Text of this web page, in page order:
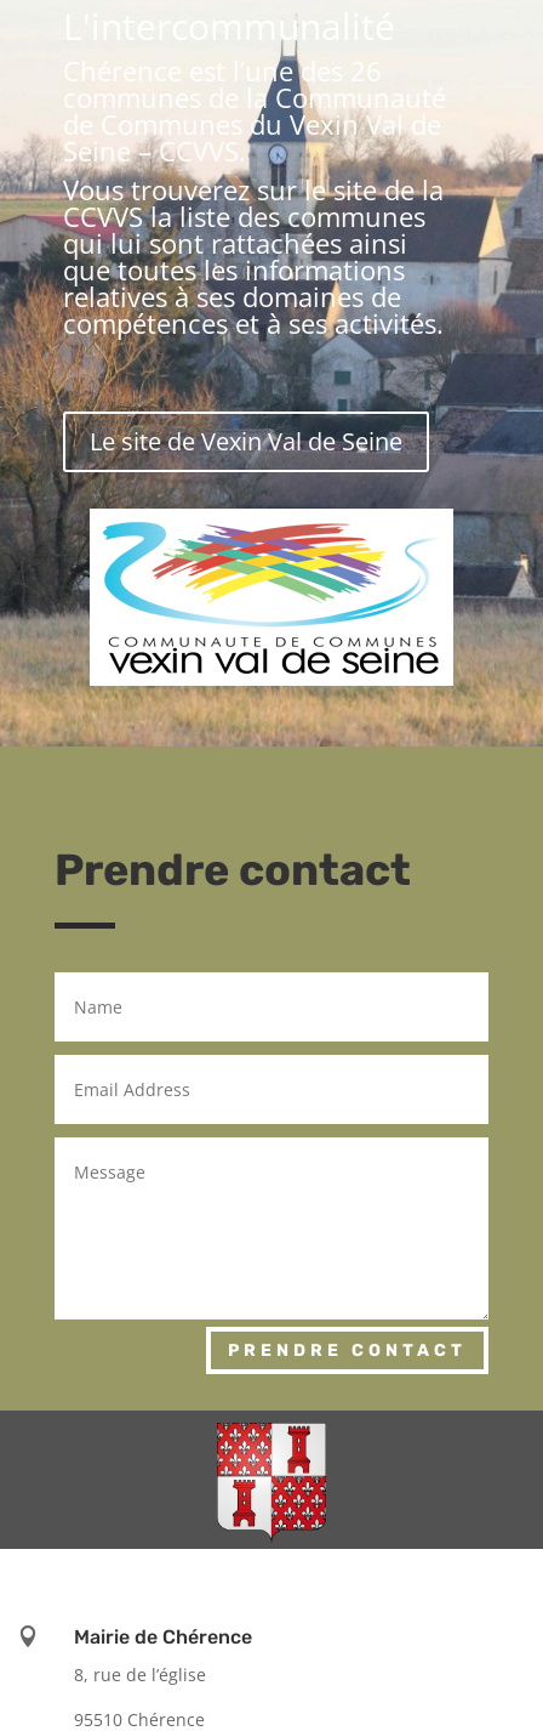
L'intercommunalité
Chérence est l’une des 26
communes de laCommunauté
de Communes du Vexin Val de
Seine – CCVVS.
Vous trouverez sur le site de la
CCVVS laliste des communes
qui lui sont rattachées ainsi
que toutes les informations
relatives à ses domaines de
compétences et à ses activités.
Le site de Vexin Val de Seine
Prendre contact
PRENDRE CONTACT

Mairie de Chérence
8, rue de l’église
95510 Chérence